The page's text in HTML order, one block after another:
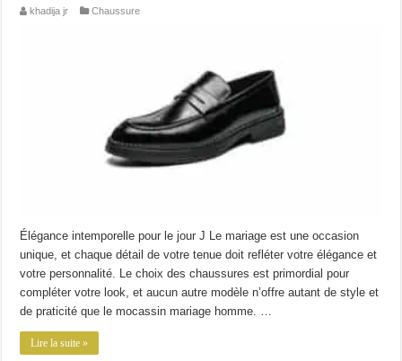
khadija jr Chaussure
Élégance intemporelle pour le jour J Le mariage est une occasion
unique, et chaque détail de votre tenue doit refléter votre élégance et
votre personnalité. Le choix des chaussures est primordial pour
compléter votre look, et aucun autre modèle n’offre autant de style et
de praticité que le mocassin mariage homme. …
Lire la suite »